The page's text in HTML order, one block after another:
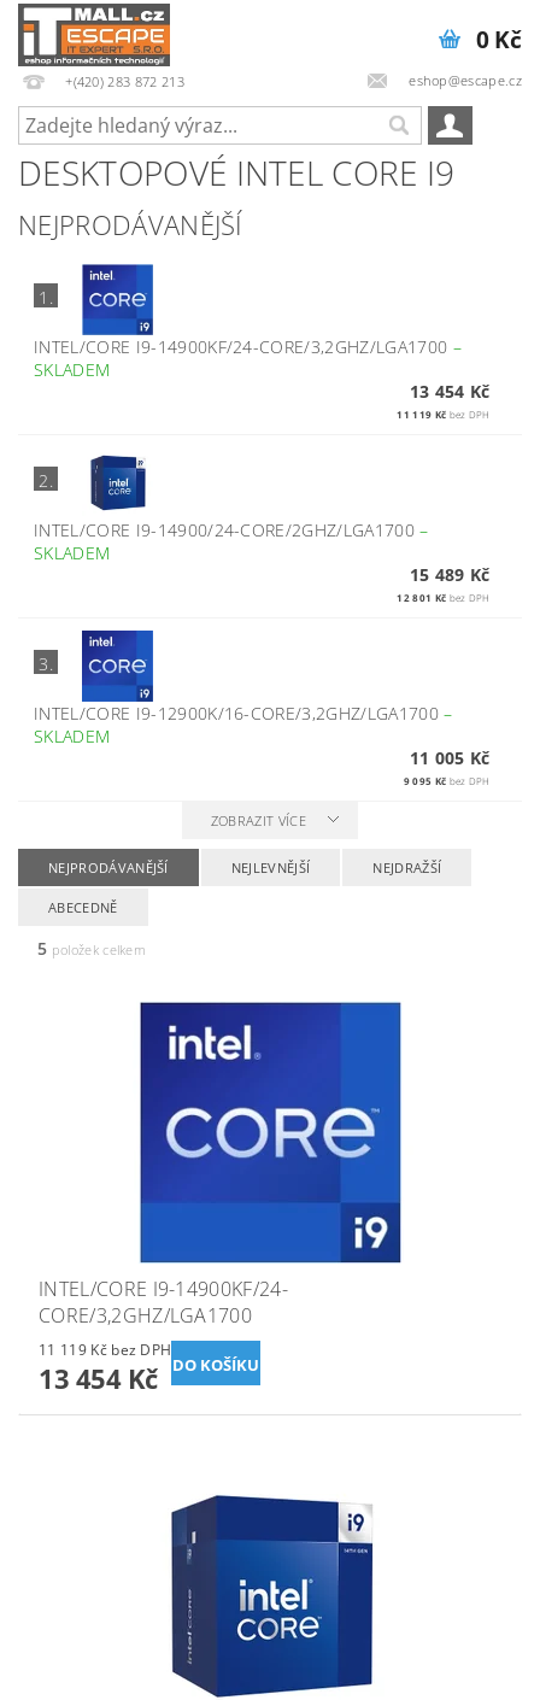
+(420) 283 872 213 eshop@escape.cz
0 Kč
DESKTOPOVÉ INTEL CORE I9
NEJPRODÁVANĚJŠÍ
1.
INTEL/CORE I9-14900KF/24-CORE/3,2GHZ/LGA1700 –
SKLADEM
13 454 Kč
11 119 Kč bez DPH
2.
INTEL/CORE I9-14900/24-CORE/2GHZ/LGA1700–
SKLADEM
15 489 Kč
12 801 Kč bez DPH
3.
INTEL/CORE I9-12900K/16-CORE/3,2GHZ/LGA1700–
SKLADEM
11 005 Kč
9 095 Kč bez DPH
ZOBRAZIT VÍCE
NEJPRODÁVANĚJŠÍ NEJLEVNĚJŠÍ NEJDRAŽŠÍ
ABECEDNĚ
5 položek celkem
INTEL/CORE I9-14900KF/24-
CORE/3,2GHZ/LGA1700
11 119 Kč bez DPH
13 454 Kč